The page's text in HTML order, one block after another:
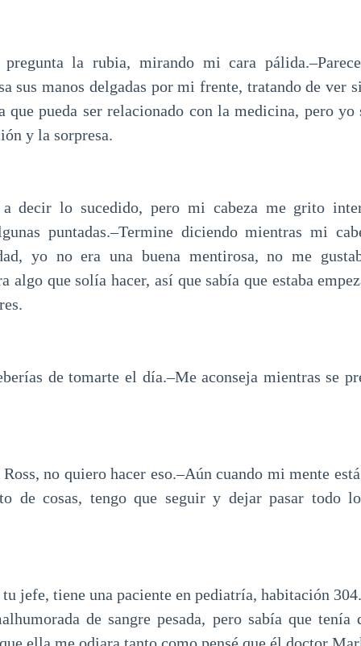
pregunta la rubia, mirando mi cara
sus manos delgadas por mi frente, tratando de ver
que pueda ser relacionado con la medicina, pero yo
y la sorpresa.
decir lo sucedido, pero mi cabeza me grito
puntadas.–Termine diciendo mientras mi
yo no era una buena mentirosa, no me
algo que solía hacer, así que sabía que estaba
de tomarte el día.–Me aconseja mientras se
no quiero hacer eso.–Aún cuando mi mente
de cosas, tengo que seguir y dejar pasar todo
jefe, tiene una paciente en pediatría, habitación
de sangre pesada, pero sabía que